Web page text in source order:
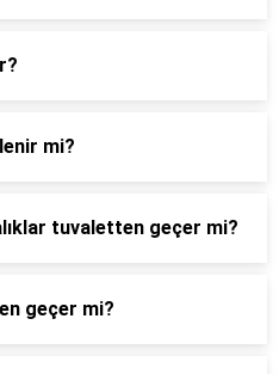
mi?
tuvaletten geçer mi?
geçer mi?